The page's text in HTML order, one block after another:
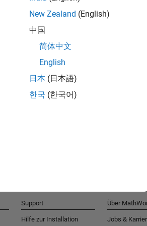
Talent Network beitreten
Sie personalisierte Stellenangebote,
und Unternehmensneuigkeiten.
New Zealand (English)
中国
简体中文
English
日本 (日本語)
한국 (한국어)
Support
Hilfe zur Installation
Über
Jobs &